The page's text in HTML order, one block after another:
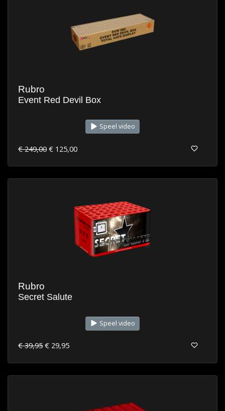
Rubro
Event Red Devil Box
Speel video
€ 249,00 € 125,00
Rubro
Secret Salute
Speel video
€ 39,95 € 29,95